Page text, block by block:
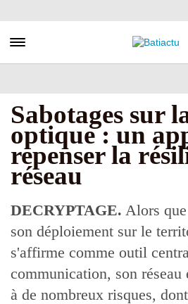
au
principal
Toggle navigation
Sabotages sur
optique : un
repenser la
réseau
DECRYPTAGE. Alors
son déploiement sur le
s'affirme comme outil
communication, son réseau
à de nombreux risques,